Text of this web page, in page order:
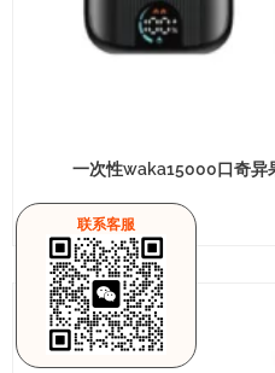
一次性waka15000口奇
联系客服